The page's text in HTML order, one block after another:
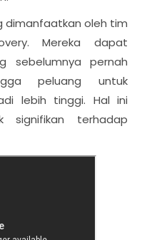
dimanfaatkan oleh tim
Mereka dapat
sebelumnya pernah
peluang untuk
lebih tinggi. Hal ini
signifikan terhadap